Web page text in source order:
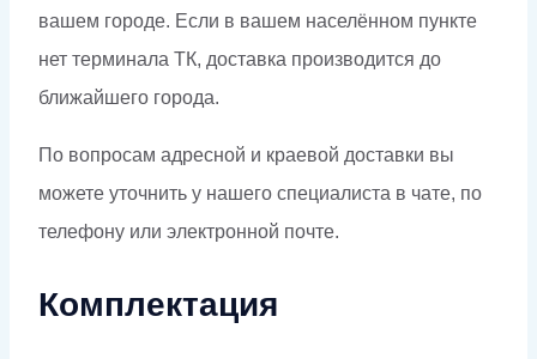
вашем городе. Если в вашем населённом пункте
нет терминала ТК, доставка производится до
ближайшего города.
По вопросам адресной и краевой доставки вы
можете уточнить у нашего специалиста в чате, по
телефону или электронной почте.
Комплектация